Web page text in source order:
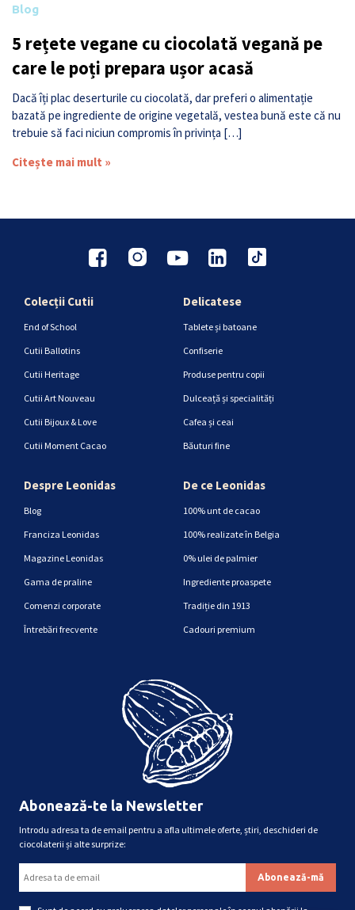
Blog
5 rețete vegane cu ciocolată vegană pe
care le poți prepara ușor acasă
Dacă îți plac deserturile cu ciocolată, dar preferi o alimentație
bazată pe ingrediente de origine vegetală, vestea bună este că nu
trebuie să faci niciun compromis în privința […]
Citește mai mult »
Colecții Cutii
End of School
Cutii Ballotins
Cutii Heritage
Cutii Art Nouveau
Cutii Bijoux & Love
Cutii Moment Cacao
Delicatese
Tablete și batoane
Confiserie
Produse pentru copii
Dulceață și specialități
Cafea și ceai
Băuturi fine
Despre Leonidas
Blog
Franciza Leonidas
Magazine Leonidas
Gama de praline
Comenzi corporate
Întrebări frecvente
De ce Leonidas
100% unt de cacao
100% realizate în Belgia
0% ulei de palmier
Ingrediente proaspete
Tradiție din 1913
Cadouri premium
Abonează-te la Newsletter
Introdu adresa ta de email pentru a afla ultimele oferte, știri, deschideri de
ciocolaterii și alte surprize: